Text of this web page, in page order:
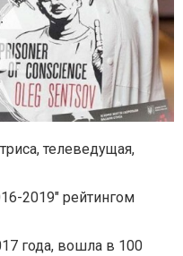
телеведущая,
2019" рейтингом
года, вошла в 100